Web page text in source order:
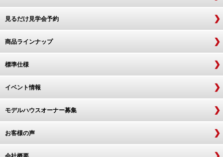
見るだけ見学会予約
商品ラインナップ
標準仕様
イベント情報
モデルハウスオーナー募集
お客様の声